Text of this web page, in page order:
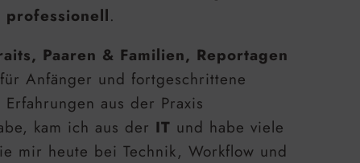
professionell.
Paaren & Familien, Reportagen
Anfänger und fortgeschrittene
aus der Praxis
kam ich aus der IT und habe viele
mir heute bei Technik, Workflow und